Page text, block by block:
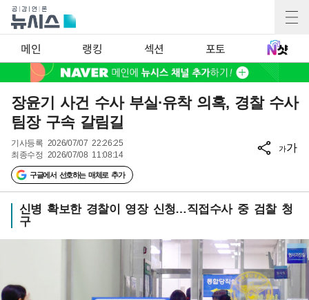
메인 랭킹 섹션 포토
장윤기 사건 수사 부실·유착 의혹, 경찰 수사
팀장 구속 갈림길
기사등록 2026/07/07 22:26:25
최종수정 2026/07/08 11:08:14
구글에서 선호하는 매체로 추가
가가
신병 확보한 경찰이 영장 신청…직접수사 중 검찰 청
구